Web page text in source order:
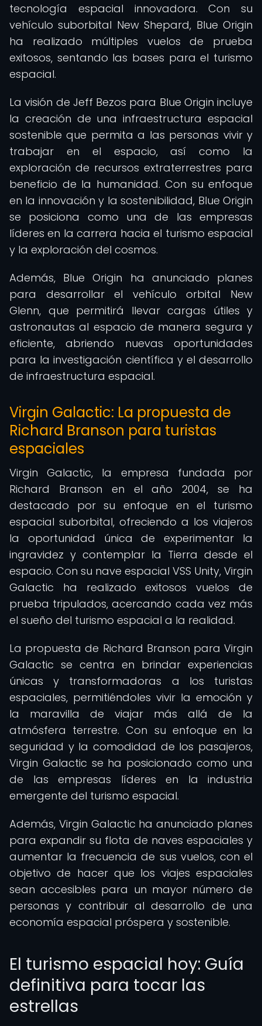
tecnología espacial innovadora. Con su
vehículo suborbital New Shepard, Blue Origin
ha realizado múltiples vuelos de prueba
exitosos, sentando las bases para el turismo
espacial.
La visión de Jeff Bezos para Blue Origin incluye
la creación de una infraestructura espacial
sostenible que permita a las personas vivir y
trabajar en el espacio, así como la
exploración de recursos extraterrestres para
beneficio de la humanidad. Con su enfoque
en la innovación y la sostenibilidad, Blue Origin
se posiciona como una de las empresas
líderes en la carrera hacia el turismo espacial
y la exploración del cosmos.
Además, Blue Origin ha anunciado planes
para desarrollar el vehículo orbital New
Glenn, que permitirá llevar cargas útiles y
astronautas al espacio de manera segura y
eficiente, abriendo nuevas oportunidades
para la investigación científica y el desarrollo
de infraestructura espacial.
Virgin Galactic: La propuesta de
Richard Branson para turistas
espaciales
Virgin Galactic, la empresa fundada por
Richard Branson en el año 2004, se ha
destacado por su enfoque en el turismo
espacial suborbital, ofreciendo a los viajeros
la oportunidad única de experimentar la
ingravidez y contemplar la Tierra desde el
espacio. Con su nave espacial VSS Unity, Virgin
Galactic ha realizado exitosos vuelos de
prueba tripulados, acercando cada vez más
el sueño del turismo espacial a la realidad.
La propuesta de Richard Branson para Virgin
Galactic se centra en brindar experiencias
únicas y transformadoras a los turistas
espaciales, permitiéndoles vivir la emoción y
la maravilla de viajar más allá de la
atmósfera terrestre. Con su enfoque en la
seguridad y la comodidad de los pasajeros,
Virgin Galactic se ha posicionado como una
de las empresas líderes en la industria
emergente del turismo espacial.
Además, Virgin Galactic ha anunciado planes
para expandir su flota de naves espaciales y
aumentar la frecuencia de sus vuelos, con el
objetivo de hacer que los viajes espaciales
sean accesibles para un mayor número de
personas y contribuir al desarrollo de una
economía espacial próspera y sostenible.
El turismo espacial hoy: Guía
definitiva para tocar las
estrellas